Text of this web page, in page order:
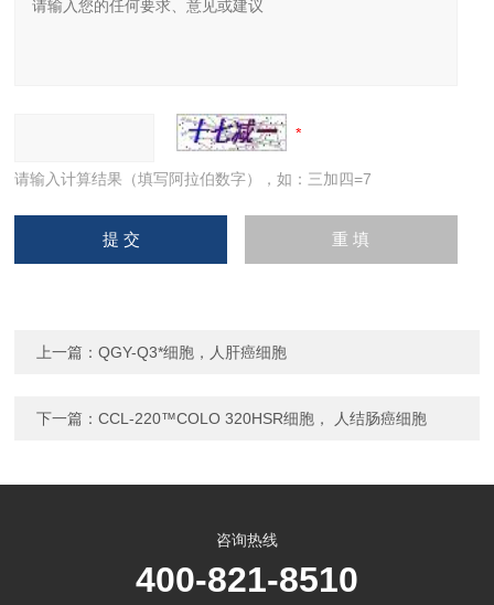
请输入计算结果（填写阿拉伯数字），如：三加四=7
上一篇：QGY-Q3*细胞，人肝癌细胞
下一篇：CCL-220™COLO 320HSR细胞， 人结肠癌细胞
咨询热线
400-821-8510